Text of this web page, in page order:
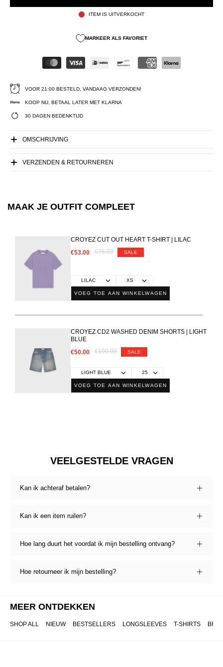
ITEM IS UITVERKOCHT
MARKEER ALS FAVORIET
VOOR 21:00 BESTELD, VANDAAG VERZONDEN!
KOOP NU, BETAAL LATER MET KLARNA
30 DAGEN BEDENKTIJD
OMSCHRIJVING
VERZENDEN & RETOURNEREN
MAAK JE OUTFIT COMPLEET
CROYEZ CUT OUT HEART T-SHIRT | LILAC
€53.00
€75.00 SALE
VOEG TOE AAN WINKELWAGEN
CROYEZ CD2 WASHED DENIM SHORTS | LIGHT
BLUE
€50.00
€100.00 SALE
VOEG TOE AAN WINKELWAGEN
VEELGESTELDE VRAGEN
Kan ik achteraf betalen?
Kan ik een item ruilen?
Hoe lang duurt het voordat ik mijn bestelling ontvang?
Hoe retourneer ik mijn bestelling?
MEER ONTDEKKEN
SHOP ALL NIEUW BESTSELLERS LONGSLEEVES T-SHIRTS